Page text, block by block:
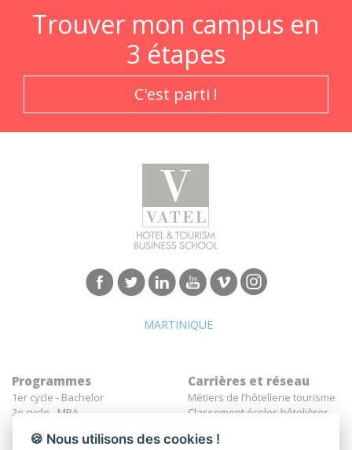
Trouver mon campus en
3 étapes
C'est parti !
MARTINIQUE
Programmes
1er cycle - Bachelor
2e cycle - MBA
Carrières et réseau
Métiers de l’hôtellerie tourisme
Classement écoles hôtelières
diplômés Vatel
🍪 Nous utilisons des cookies !